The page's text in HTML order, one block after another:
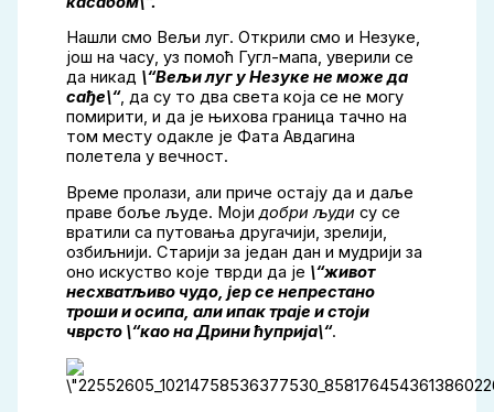
Нашли смо Вељи луг. Открили смо и Незуке,
још на часу, уз помоћ Гугл-мапа, уверили се
да никад \“Вељи луг у Незуке не може да
сађе\“, да су то два света која се не могу
помирити, и да је њихова граница тачно на
том месту одакле је Фата Авдагина
полетела у вечност.
Време пролази, али приче остају да и даље
праве боље људе. Мојидобри људи су се
вратили са путовања другачији, зрелији,
озбиљнији. Старији за један дан и мудрији за
оно искуство које тврди да је \“живот
несхватљиво чудо, јер се непрестано
троши и осипа, али ипак траје и стоји
чврсто \“као на Дрини ћуприја\“.